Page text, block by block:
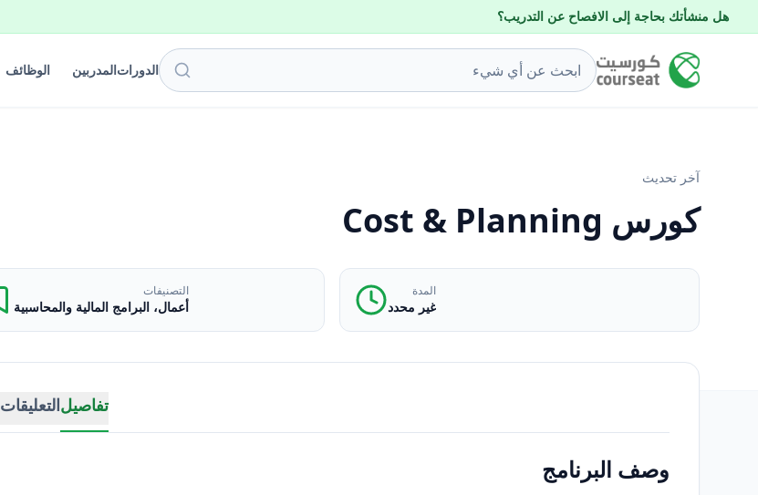
هل منشأتك بحاجة إلى الافصاح عن التدريب؟
الدوراتالمدربين الوظائف
آخر تحديث
كورس Cost & Planning
المدة
غير محدد
التصنيفات
أعمال، البرامج المالية والمحاسبية
تفاصيلالتعليقات
وصف البرنامج